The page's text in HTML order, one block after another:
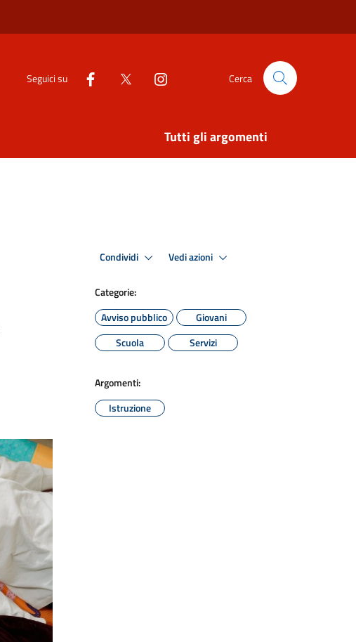
Seguici su Cerca
Tutti gli argomenti
Condividi Vedi azioni
Categorie:
Avviso pubblico
Giovani
Scuola
Servizi
Argomenti:
Istruzione